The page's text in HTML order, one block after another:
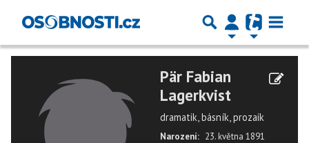
Pär Fabian
Lagerkvist
dramatik, básník, prozaik
Narození: 23. května 1891